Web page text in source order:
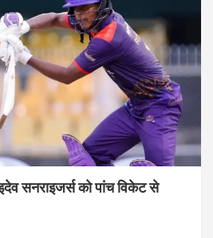
सनराइजर्स को पांच विकेट से